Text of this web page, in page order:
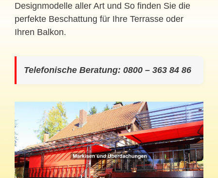
Designmodelle aller Art und So finden Sie die
perfekte Beschattung für Ihre Terrasse oder
Ihren Balkon.
Telefonische Beratung: 0800 – 363 84 86